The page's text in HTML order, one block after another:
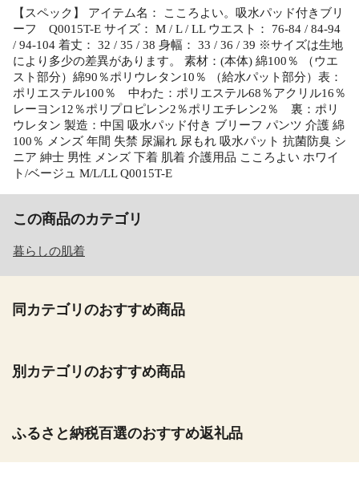
【スペック】 アイテム名： こころよい。吸水パッド付きブリ
ーフ Q0015T-E サイズ： M / L / LL ウエスト： 76-84 / 84-94
/ 94-104 着丈： 32 / 35 / 38 身幅： 33 / 36 / 39 ※サイズは生地
により多少の差異があります。 素材：(本体) 綿100％ （ウエ
スト部分）綿90％ポリウレタン10％ （給水パット部分）表：
ポリエステル100％ 中わた：ポリエステル68％アクリル16％
レーヨン12％ポリプロピレン2％ポリエチレン2％ 裏：ポリ
ウレタン 製造：中国 吸水パッド付き ブリーフ パンツ 介護 綿
100％ メンズ 年間 失禁 尿漏れ 尿もれ 吸水パット 抗菌防臭 シ
ニア 紳士 男性 メンズ 下着 肌着 介護用品 こころよい ホワイ
ト/ベージュ M/L/LL Q0015T-E
この商品のカテゴリ
暮らしの肌着
同カテゴリのおすすめ商品
別カテゴリのおすすめ商品
ふるさと納税百選のおすすめ返礼品